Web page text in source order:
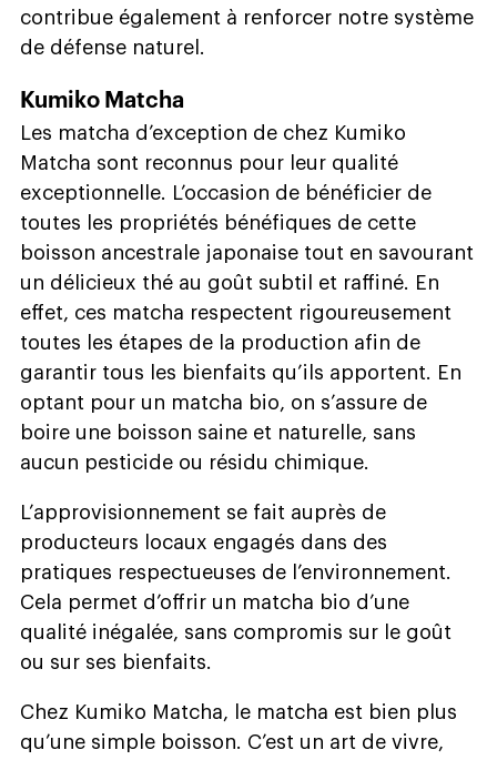
contribue également à renforcer notre système
de défense naturel.
Kumiko Matcha
Les matcha d’exception de chez Kumiko
Matcha sont reconnus pour leur qualité
exceptionnelle. L’occasion de bénéficier de
toutes les propriétés bénéfiques de cette
boisson ancestrale japonaise tout en savourant
un délicieux thé au goût subtil et raffiné. En
effet, ces matcha respectent rigoureusement
toutes les étapes de la production afin de
garantir tous les bienfaits qu’ils apportent. En
optant pour un matcha bio, on s’assure de
boire une boisson saine et naturelle, sans
aucun pesticide ou résidu chimique.
L’approvisionnement se fait auprès de
producteurs locaux engagés dans des
pratiques respectueuses de l’environnement.
Cela permet d’offrir un matcha bio d’une
qualité inégalée, sans compromis sur le goût
ou sur ses bienfaits.
Chez Kumiko Matcha, le matcha est bien plus
qu’une simple boisson. C’est un art de vivre,